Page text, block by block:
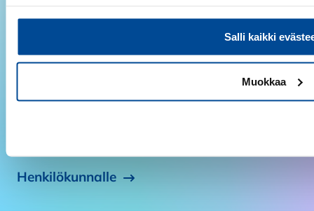
Salli kaikki
Muokkaa
Tilaa uutiskirje
Suomen Yrittäjäopiston uutiskirje julkaistaan kuusi kertaa
vuodessa. Uutiskirjeen tilaajaksi pääset tilaamalla
Henkilökunnalle